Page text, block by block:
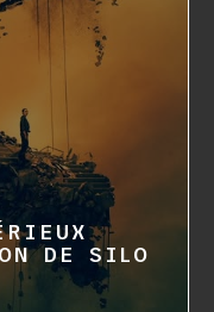
DE SILO